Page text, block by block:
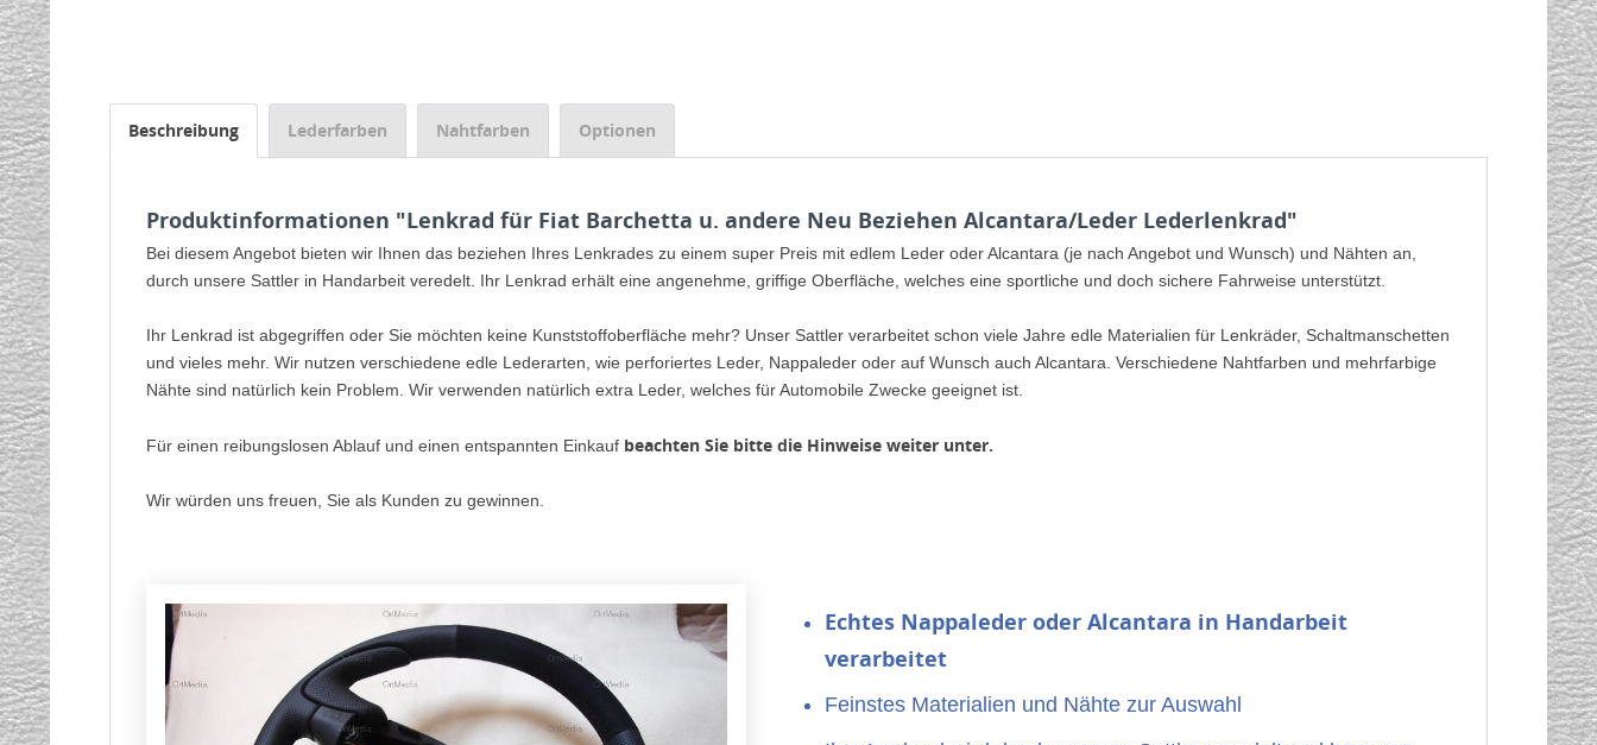
Beschreibung Lederfarben Nahtfarben Optionen
Produktinformationen "Lenkrad für Fiat Barchetta u. andere Neu Beziehen Alcantara/Leder Lederlenkrad"
Bei diesem Angebot bieten wir Ihnen das beziehen Ihres Lenkrades zu einem super Preis mit edlem Leder oder Alcantara (je nach Angebot und Wunsch) und Nähten an,
durch unsere Sattler in Handarbeit veredelt. Ihr Lenkrad erhält eine angenehme, griffige Oberfläche, welches eine sportliche und doch sichere Fahrweise unterstützt.
Ihr Lenkrad ist abgegriffen oder Sie möchten keine Kunststoffoberfläche mehr? Unser Sattler verarbeitet schon viele Jahre edle Materialien für Lenkräder, Schaltmanschetten
und vieles mehr. Wir nutzen verschiedene edle Lederarten, wie perforiertes Leder, Nappaleder oder auf Wunsch auch Alcantara. Verschiedene Nahtfarben und mehrfarbige
Nähte sind natürlich kein Problem. Wir verwenden natürlich extra Leder, welches für Automobile Zwecke geeignet ist.
Für einen reibungslosen Ablauf und einen entspannten Einkauf beachten Sie bitte die Hinweise weiter unter.
Wir würden uns freuen, Sie als Kunden zu gewinnen.
Echtes Nappaleder oder Alcantara in Handarbeit
verarbeitet
Feinstes Materialien und Nähte zur Auswahl